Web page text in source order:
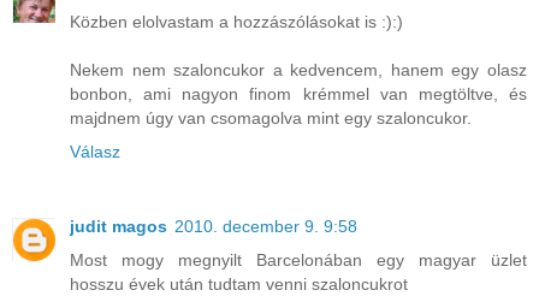
Közben elolvastam a hozzászólásokat is :):)
Nekem nem szaloncukor a kedvencem, hanem egy olasz
bonbon, ami nagyon finom krémmel van megtöltve, és
majdnem úgy van csomagolva mint egy szaloncukor.
Válasz
judit magos 2010. december 9. 9:58
Most mogy megnyilt Barcelonában egy magyar üzlet
hosszu évek után tudtam venni szaloncukrot